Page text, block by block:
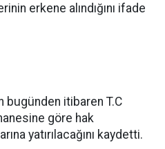
erkene alındığını ifade
bugünden itibaren T.C
göre hak
yatırılacağını kaydetti.